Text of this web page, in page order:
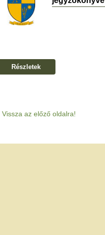
Részletek
Vissza az előző oldalra!